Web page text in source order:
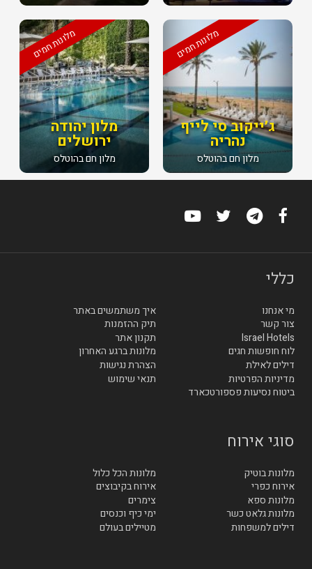
מלונות חמים
מלון יהודה
ירושלים
מלון חם בהוטלס
מלונות חמים
ג׳ייקוב סי לייף
נהריה
מלון חם בהוטלס
כללי
מי אנחנו
איך משתמשים באתר
צור קשר
תיק ההזמנות
Israel Hotels
תקנון אתר
לוח חופשות חגים
מלונות ברגע האחרון
דילים לאילת
הצהרת נגישות
מדיניות הפרטיות
תנאי שימוש
ביטוח נסיעות פספורטכארד
סוגי אירוח
מלונות בוטיק
מלונות הכל כלול
אירוח כפרי
אירוח בקיבוצים
מלונות ספא
צימרים
מלונות גלאט כשר
ימי כיף וכנסים
דילים למשפחות
מטיילים בעולם